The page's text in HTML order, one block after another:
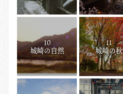
10
城崎の自然
11
城崎の秋